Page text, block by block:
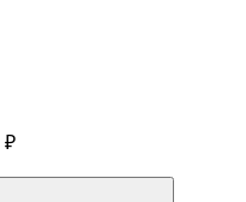
₽